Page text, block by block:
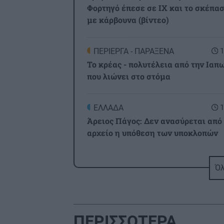
Φορτηγό έπεσε σε IX και το
με κάρβουνα (βίντεο)
ΠΕΡΙΕΡΓΑ - ΠΑΡΑΞΕΝΑ
Το κρέας - πολυτέλεια από την
που λιώνει στο στόμα
ΕΛΛΑΔΑ
Άρειος Πάγος: Δεν ανασύρεται από
αρχείο η υπόθεση των υποκλοπών
Τατιάνα Στεφανίδου: Διακοπές στο